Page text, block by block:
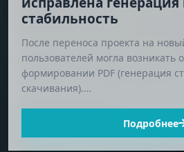
стабильность
После переноса проекта на
пользователей могла возникать
формировании PDF (генерация
скачивания).…
Подробнее